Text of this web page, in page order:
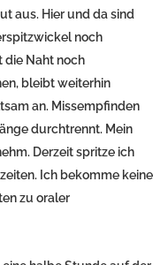
aus. Hier und da sind
noch
die Naht noch
bleibt weiterhin
an. Missempfinden
durchtrennt. Mein
Derzeit spritze ich
Ich bekomme keine
zu oraler